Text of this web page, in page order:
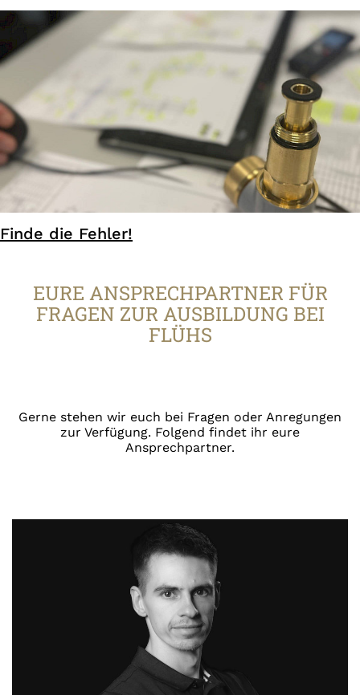
Finde die Fehler!
EURE ANSPRECHPARTNER FÜR
FRAGEN ZUR AUSBILDUNG BEI
FLÜHS
Gerne stehen wir euch bei Fragen oder Anregungen
zur Verfügung. Folgend findet ihr eure
Ansprechpartner.